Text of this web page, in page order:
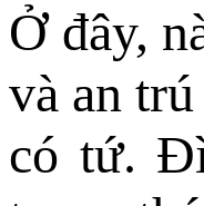
Ở đây,
và an
có tứ.